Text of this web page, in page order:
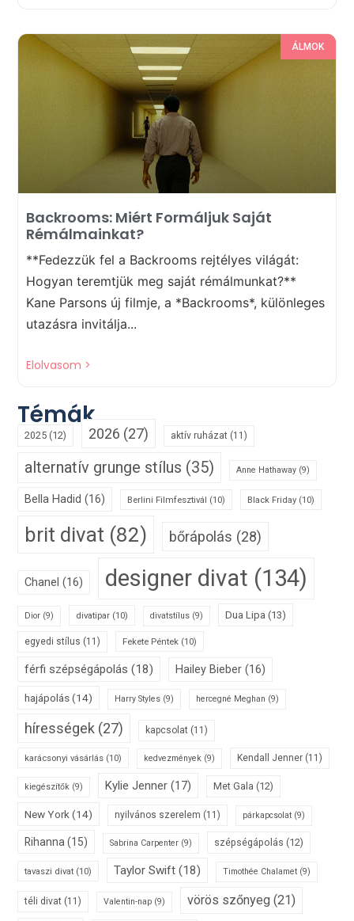
ÁLMOK
Backrooms: Miért Formáljuk Saját
Rémálmainkat?
**Fedezzük fel a Backrooms rejtélyes világát:
Hogyan teremtjük meg saját rémálmunkat?**
Kane Parsons új filmje, a *Backrooms*, különleges
utazásra invitálja...
Elolvasom >
Témák
2025 (12) 2026 (27) aktív ruházat (11)
alternatív grunge stílus (35) Anne Hathaway (9)
Bella Hadid (16) Berlini Filmfesztivál (10) Black Friday (10)
brit divat (82) bőrápolás (28)
Chanel (16) designer divat (134)
Dior (9) divatipar (10) divatstílus (9) Dua Lipa (13)
egyedi stílus (11) Fekete Péntek (10)
férfi szépségápolás (18) Hailey Bieber (16)
hajápolás(14) Harry Styles (9) hercegné Meghan (9)
hírességek (27) kapcsolat (11)
karácsonyi vásárlás (10) kedvezmények (9) Kendall Jenner (11)
kiegészítők (9) Kylie Jenner (17) Met Gala (12)
New York (14) nyilvános szerelem (11) párkapcsolat (9)
Rihanna (15) Sabrina Carpenter (9) szépségápolás (12)
tavaszi divat (10) Taylor Swift (18) Timothée Chalamet (9)
téli divat (11) Valentin-nap (9) vörös szőnyeg (21)